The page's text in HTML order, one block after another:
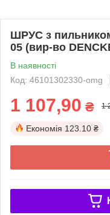
ШРУС з
05 (вир-во
В наявності
Код: 46101302330-omg
1 107,90 ₴ 1
Економія 123.10 ₴